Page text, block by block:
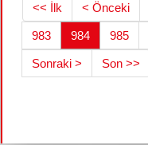
<< İlk < Önceki
983 984 985
Sonraki > Son >>